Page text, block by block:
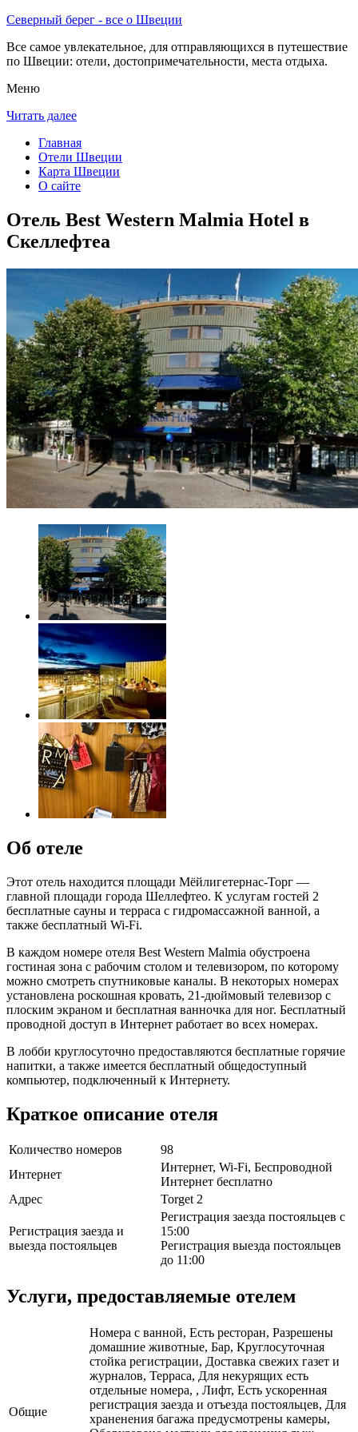
Северный берег - все о Швеции
Все самое увлекательное, для отправляющихся в путешествие
по Швеции: отели, достопримечательности, места отдыха.
Меню
Читать далее
Главная
Отели Швеции
Карта Швеции
О сайте
Отель Best Western Malmia Hotel в
Скеллефтеа
Об отеле
Этот отель находится площади Мёйлигетернас-Торг —
главной площади города Шеллефтео. К услугам гостей 2
бесплатные сауны и терраса с гидромассажной ванной, а
также бесплатный Wi-Fi.
В каждом номере отеля Best Western Malmia обустроена
гостиная зона с рабочим столом и телевизором, по которому
можно смотреть спутниковые каналы. В некоторых номерах
установлена роскошная кровать, 21-дюймовый телевизор с
плоским экраном и бесплатная ванночка для ног. Бесплатный
проводной доступ в Интернет работает во всех номерах.
В лобби круглосуточно предоставляются бесплатные горячие
напитки, а также имеется бесплатный общедоступный
компьютер, подключенный к Интернету.
Краткое описание отеля
Количество номеров
98
Интернет
Интернет, Wi-Fi, Беспроводной
Интернет бесплатно
Адрес
Torget 2
Регистрация заезда и
выезда постояльцев
Регистрация заезда постояльцев с
15:00
Регистрация выезда постояльцев
до 11:00
Услуги, предоставляемые отелем
Общие
Номера с ванной, Есть ресторан, Разрешены
домашние животные, Бар, Круглосуточная
стойка регистрации, Доставка свежих газет и
журналов, Терраса, Для некурящих есть
отдельные номера, , Лифт, Есть ускоренная
регистрация заезда и отъезда постояльцев, Для
храненения багажа предусмотрены камеры,